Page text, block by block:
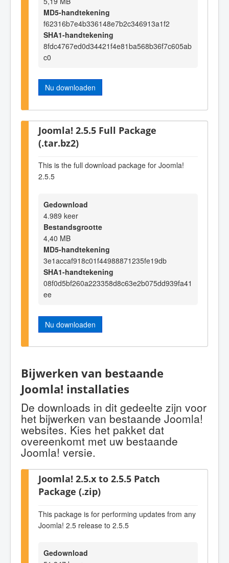
MD5-handtekening
f62316b7e4b336148e7b2c346913a1f2
SHA1-handtekening
8fdc4767ed0d34421f4e81ba568b36f7c605ab
c0
Nu downloaden
Joomla! 2.5.5 Full Package
(.tar.bz2)
This is the full download package for Joomla!
2.5.5
Gedownload
4.989 keer
Bestandsgrootte
4,40 MB
MD5-handtekening
3e1accaf918c01f44988871235fe19db
SHA1-handtekening
08f0d5bf260a223358d8c63e2b075dd939fa41
ee
Nu downloaden
Bijwerken van bestaande
Joomla! installaties
De downloads in dit gedeelte zijn voor
het bijwerken van bestaande Joomla!
websites. Kies het pakket dat
overeenkomt met uw bestaande
Joomla! versie.
Joomla! 2.5.x to 2.5.5 Patch
Package (.zip)
This package is for performing updates from any
Joomla! 2.5 release to 2.5.5
Gedownload